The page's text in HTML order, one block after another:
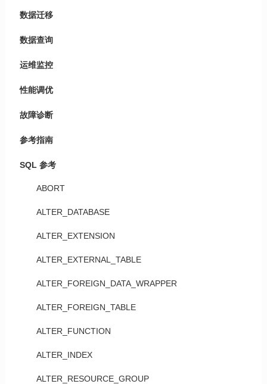
数据迁移
数据查询
运维监控
性能调优
故障诊断
参考指南
SQL 参考
ABORT
ALTER_DATABASE
ALTER_EXTENSION
ALTER_EXTERNAL_TABLE
ALTER_FOREIGN_DATA_WRAPPER
ALTER_FOREIGN_TABLE
ALTER_FUNCTION
ALTER_INDEX
ALTER_RESOURCE_GROUP